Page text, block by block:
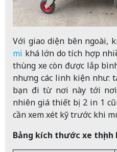
Với giao diện bên ngoài,
mì khá lớn do tích hợp
thùng xe còn được lắp
nhưng các linh kiện như:
bạn đi từ nơi này tới
nhiên giá thiết bị 2 in 1
cần xem xét kỹ trước khi
Bảng kích thước xe thịnh